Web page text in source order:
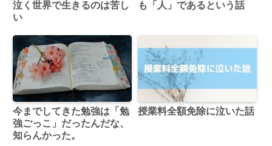
泣く世界で生きるのは苦し
い
も「人」であるという話
今までしてきた勉強は「勉
強ごっこ」だったんだな、
知らんかった。
授業料全額免除に泣いた話